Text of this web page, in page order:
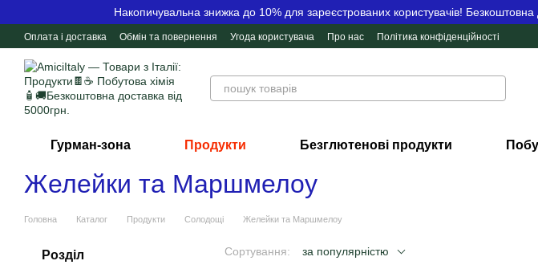
Перейти до основного контентуНакопичувальна знижка до 10% для зареєстрованих користувачів!
Оплата і доставка Обмін та повернення Угода користувача Про нас
Політика конфіденційності
Гурман-зона Продукти Безглютенові продукти
Желейки та Маршмелоу
Головна Каталог Продукти Солодощі Желейки та Маршмелоу
Сортування: за популярністю
Розділ